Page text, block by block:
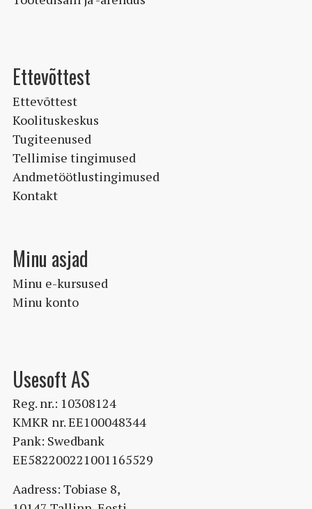
Ettevõttest
Ettevõttest
Koolituskeskus
Tugiteenused
Tellimise tingimused
Andmetöötlustingimused
Kontakt
Minu asjad
Minu e-kursused
Minu konto
Usesoft AS
Reg. nr.: 10308124
KMKR nr. EE100048344
Pank: Swedbank
EE582200221001165529
Aadress: Tobiase 8,